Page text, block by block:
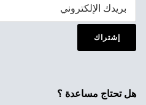
إشتراك
هل تحتاج مساعدة ؟